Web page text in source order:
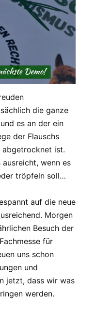
die ganze
es an der ein
der Flauschs
abgetrocknet ist.
wenn es
tröpfeln soll…
auf die neue
Morgen
Besuch der
für
uns schon
und
jetzt, dass wir was
werden.